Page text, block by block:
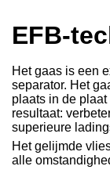
EFB-
Het gaas is een
separator. Het
plaats in de
resultaat:
superieure
Het gelijmde
alle